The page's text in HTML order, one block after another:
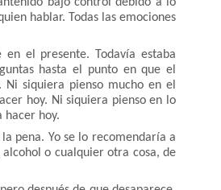
hablar. Todas las emociones
en el presente. Todavía estaba
hasta el punto en que el
siquiera pienso mucho en el
hoy. Ni siquiera pienso en lo
hacer hoy.
pena. Yo se lo recomendaría a
o cualquier otra cosa, de